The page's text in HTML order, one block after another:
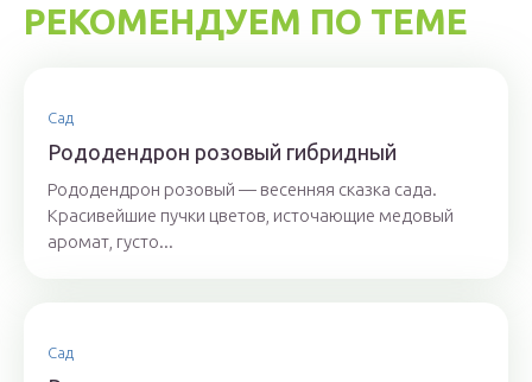
РЕКОМЕНДУЕМ ПО ТЕМЕ
Сад
Рододендрон розовый гибридный
Рододендрон розовый — весенняя сказка сада.
Красивейшие пучки цветов, источающие медовый
аромат, густо...
Сад